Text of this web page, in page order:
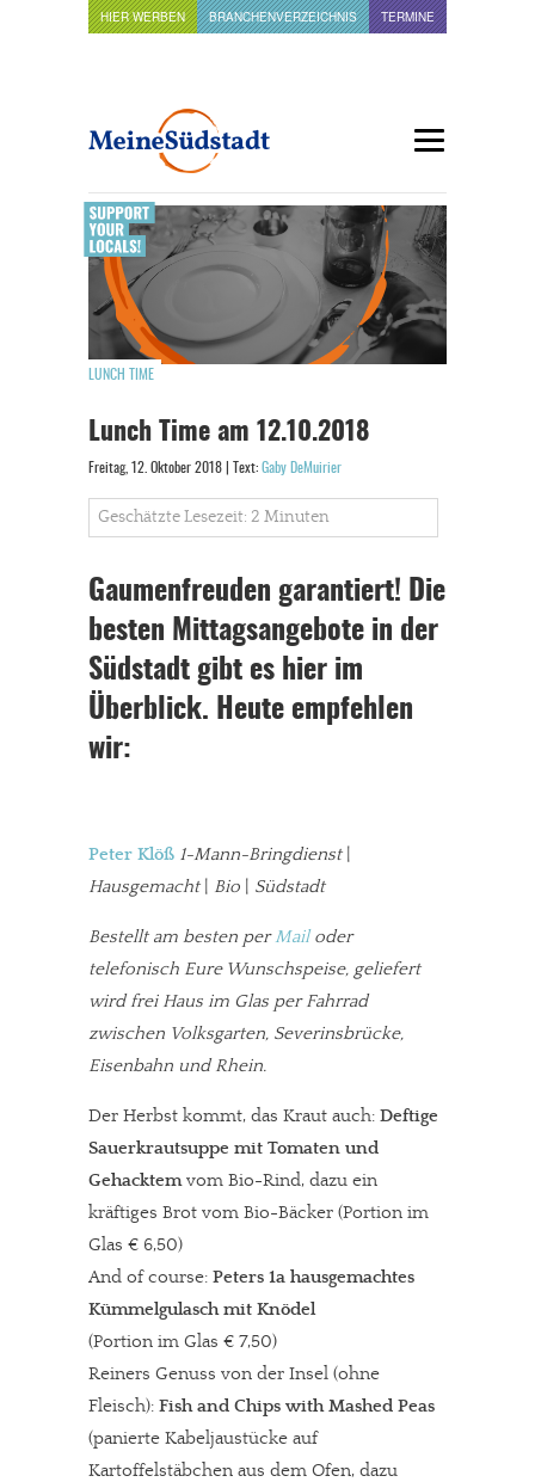
HIER WERBEN BRANCHENVERZEICHNIS TERMINE
LUNCH TIME
Lunch Time am 12.10.2018
Freitag, 12. Oktober 2018 | Text: Gaby DeMuirier
Geschätzte Lesezeit: 2 Minuten
Gaumenfreuden garantiert! Die
besten Mittagsangebote in der
Südstadt gibt es hier im
Überblick. Heute empfehlen
wir:
Peter Klöß 1-Mann-Bringdienst|
Hausgemacht| Bio Südstadt
Bestellt am besten perMailoder
telefonisch Eure Wunschspeise, geliefert
wird frei Haus im Glas per Fahrrad
zwischen Volksgarten, Severinsbrücke,
Eisenbahn und Rhein.
Der Herbst kommt, das Kraut auch: Deftige
Sauerkrautsuppe mit Tomaten und
Gehacktemvom Bio-Rind, dazu ein
kräftiges Brot vom Bio-Bäcker (Portion im
Glas € 6,50)
And of course: Peters 1a hausgemachtes
Kümmelgulasch mit Knödel
(Portion im Glas € 7,50)
Reiners Genuss von der Insel (ohne
Fleisch): Fish and Chips with Mashed Peas
(panierte Kabeljaustücke auf
Kartoffelstäbchen aus dem Ofen, dazu